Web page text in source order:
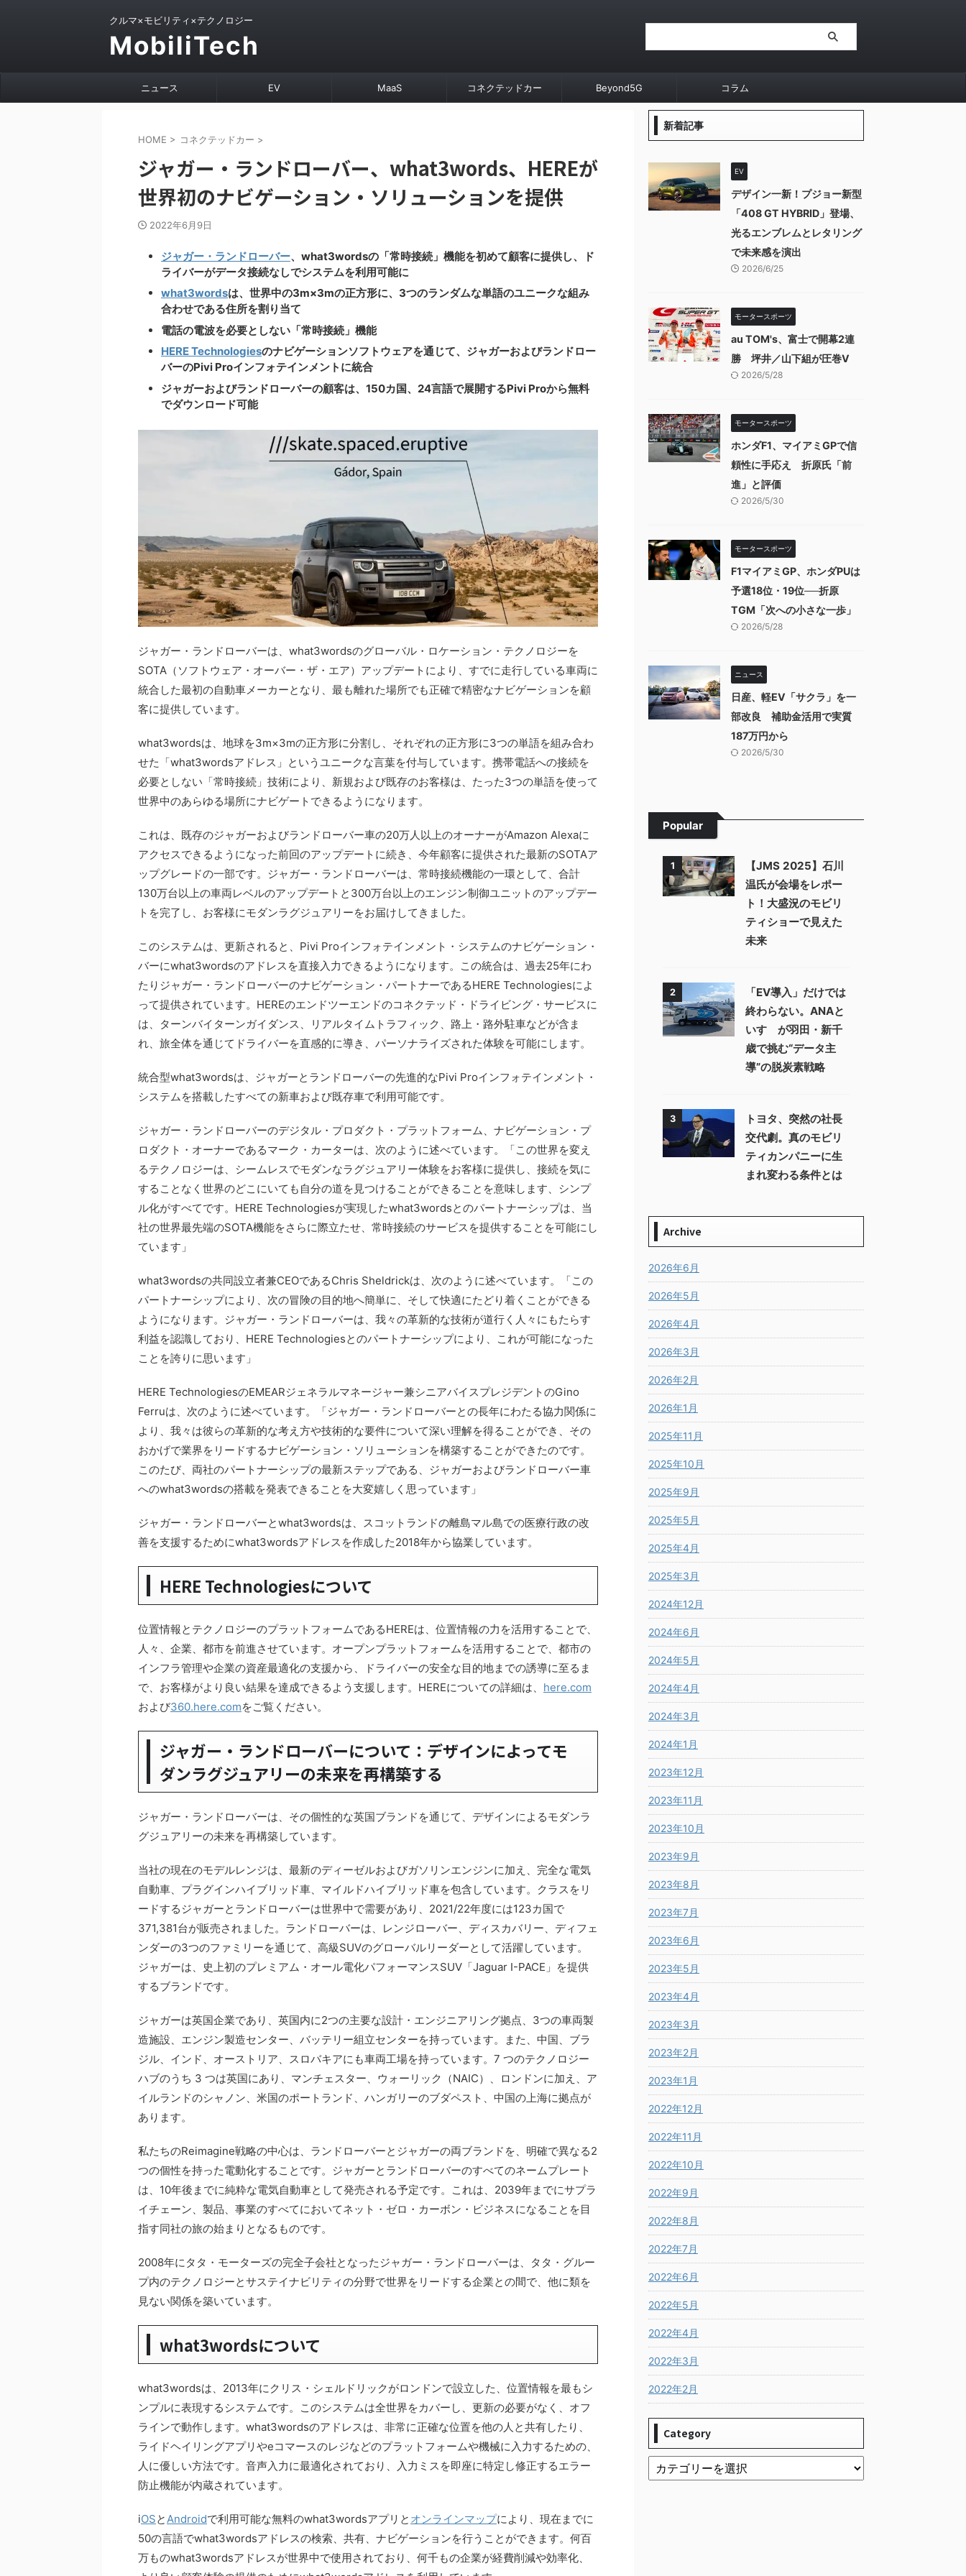
クルマ×モビリティ×テクノロジー
MobiliTech
ニュース EV MaaS コネクテッドカー Beyond5G コラム
HOME > コネクテッドカー >
ジャガー・ランドローバー、what3words、HEREが
世界初のナビゲーション・ソリューションを提供
2022年6月9日
ジャガー・ランドローバー、what3wordsの「常時接続」機能を初めて顧客に提供し、ド
ライバーがデータ接続なしでシステムを利用可能に
what3wordsは、世界中の3m×3mの正方形に、3つのランダムな単語のユニークな組み
合わせである住所を割り当て
電話の電波を必要としない「常時接続」機能
HERE Technologiesのナビゲーションソフトウェアを通じて、ジャガーおよびランドロー
バーのPivi Proインフォテインメントに統合
ジャガーおよびランドローバーの顧客は、150カ国、24言語で展開するPivi Proから無料
でダウンロード可能
ジャガー・ランドローバーは、what3wordsのグローバル・ロケーション・テクノロジーを
SOTA（ソフトウェア・オーバー・ザ・エア）アップデートにより、すでに走行している車両に
統合した最初の自動車メーカーとなり、最も離れた場所でも正確で精密なナビゲーションを顧
客に提供しています。
what3wordsは、地球を3m×3mの正方形に分割し、それぞれの正方形に3つの単語を組み合わ
せた「what3wordsアドレス」というユニークな言葉を付与しています。携帯電話への接続を
必要としない「常時接続」技術により、新規および既存のお客様は、たった3つの単語を使って
世界中のあらゆる場所にナビゲートできるようになります。
これは、既存のジャガーおよびランドローバー車の20万人以上のオーナーがAmazon Alexaに
アクセスできるようになった前回のアップデートに続き、今年顧客に提供された最新のSOTAア
ップグレードの一部です。ジャガー・ランドローバーは、常時接続機能の一環として、合計
130万台以上の車両レベルのアップデートと300万台以上のエンジン制御ユニットのアップデー
トを完了し、お客様にモダンラグジュアリーをお届けしてきました。
このシステムは、更新されると、Pivi Proインフォテインメント・システムのナビゲーション・
バーにwhat3wordsのアドレスを直接入力できるようになります。この統合は、過去25年にわ
たりジャガー・ランドローバーのナビゲーション・パートナーであるHERE Technologiesによ
って提供されています。HEREのエンドツーエンドのコネクテッド・ドライビング・サービスに
は、ターンバイターンガイダンス、リアルタイムトラフィック、路上・路外駐車などが含ま
れ、旅全体を通じてドライバーを直感的に導き、パーソナライズされた体験を可能にします。
統合型what3wordsは、ジャガーとランドローバーの先進的なPivi Proインフォテインメント・
システムを搭載したすべての新車および既存車で利用可能です。
ジャガー・ランドローバーのデジタル・プロダクト・プラットフォーム、ナビゲーション・プ
ロダクト・オーナーであるマーク・カーターは、次のように述べています。「この世界を変え
るテクノロジーは、シームレスでモダンなラグジュアリー体験をお客様に提供し、接続を気に
することなく世界のどこにいても自分の道を見つけることができることを意味します、シンプ
ル化がすべてです。HERE Technologiesが実現したwhat3wordsとのパートナーシップは、当
社の世界最先端のSOTA機能をさらに際立たせ、常時接続のサービスを提供することを可能にし
ています」
what3wordsの共同設立者兼CEOであるChris Sheldrickは、次のように述べています。「この
パートナーシップにより、次の冒険の目的地へ簡単に、そして快適にたどり着くことができる
ようになります。ジャガー・ランドローバーは、我々の革新的な技術が道行く人々にもたらす
利益を認識しており、HERE Technologiesとのパートナーシップにより、これが可能になった
ことを誇りに思います」
HERE TechnologiesのEMEARジェネラルマネージャー兼シニアバイスプレジデントのGino
Ferruは、次のように述べています。「ジャガー・ランドローバーとの長年にわたる協力関係に
より、我々は彼らの革新的な考え方や技術的な要件について深い理解を得ることができ、その
おかげで業界をリードするナビゲーション・ソリューションを構築することができたのです。
このたび、両社のパートナーシップの最新ステップである、ジャガーおよびランドローバー車
へのwhat3wordsの搭載を発表できることを大変嬉しく思っています」
ジャガー・ランドローバーとwhat3wordsは、スコットランドの離島マル島での医療行政の改
善を支援するためにwhat3wordsアドレスを作成した2018年から協業しています。
HERE Technologiesについて
位置情報とテクノロジーのプラットフォームであるHEREは、位置情報の力を活用することで、
人々、企業、都市を前進させています。オープンプラットフォームを活用することで、都市の
インフラ管理や企業の資産最適化の支援から、ドライバーの安全な目的地までの誘導に至るま
で、お客様がより良い結果を達成できるよう支援します。HEREについての詳細は、 here.com
および360.here.comをご覧ください。
ジャガー・ランドローバーについて：デザインによってモ
ダンラグジュアリーの未来を再構築する
ジャガー・ランドローバーは、その個性的な英国ブランドを通じて、デザインによるモダンラ
グジュアリーの未来を再構築しています。
当社の現在のモデルレンジは、最新のディーゼルおよびガソリンエンジンに加え、完全な電気
自動車、プラグインハイブリッド車、マイルドハイブリッド車を包含しています。クラスをリ
ードするジャガーとランドローバーは世界中で需要があり、2021/22年度には123カ国で
371,381台が販売されました。ランドローバーは、レンジローバー、ディスカバリー、ディフェ
ンダーの3つのファミリーを通じて、高級SUVのグローバルリーダーとして活躍しています。
ジャガーは、史上初のプレミアム・オール電化パフォーマンスSUV「Jaguar I-PACE」を提供
するブランドです。
ジャガーは英国企業であり、英国内に2つの主要な設計・エンジニアリング拠点、3つの車両製
造施設、エンジン製造センター、バッテリー組立センターを持っています。また、中国、ブラ
ジル、インド、オーストリア、スロバキアにも車両工場を持っています。7 つのテクノロジー
ハブのうち 3 つは英国にあり、マンチェスター、ウォーリック（NAIC）、ロンドンに加え、ア
イルランドのシャノン、米国のポートランド、ハンガリーのブダペスト、中国の上海に拠点が
あります。
私たちのReimagine戦略の中心は、ランドローバーとジャガーの両ブランドを、明確で異なる2
つの個性を持った電動化することです。ジャガーとランドローバーのすべてのネームプレート
は、10年後までに純粋な電気自動車として発売される予定です。これは、2039年までにサプラ
イチェーン、製品、事業のすべてにおいてネット・ゼロ・カーボン・ビジネスになることを目
指す同社の旅の始まりとなるものです。
2008年にタタ・モーターズの完全子会社となったジャガー・ランドローバーは、タタ・グルー
プ内のテクノロジーとサステイナビリティの分野で世界をリードする企業との間で、他に類を
見ない関係を築いています。
what3wordsについて
what3wordsは、2013年にクリス・シェルドリックがロンドンで設立した、位置情報を最もシ
ンプルに表現するシステムです。このシステムは全世界をカバーし、更新の必要がなく、オフ
ラインで動作します。what3wordsのアドレスは、非常に正確な位置を他の人と共有したり、
ライドヘイリングアプリやeコマースのレジなどのプラットフォームや機械に入力するための、
人に優しい方法です。音声入力に最適化されており、入力ミスを即座に特定し修正するエラー
防止機能が内蔵されています。
iOSとAndroidで利用可能な無料のwhat3wordsアプリと オンラインマップにより、現在までに
50の言語でwhat3wordsアドレスの検索、共有、ナビゲーションを行うことができます。何百
万ものwhat3wordsアドレスが世界中で使用されており、何千もの企業が経費削減や効率化、
新着記事
EV
デザイン一新！プジョー新型
「408 GT HYBRID」登場、
光るエンブレムとレタリング
で未来感を演出
2026/6/25
モータースポーツ
au TOM's、富士で開幕2連
勝 坪井／山下組が圧巻V
2026/5/28
モータースポーツ
ホンダF1、マイアミGPで信
頼性に手応え 折原氏「前
進」と評価
2026/5/30
モータースポーツ
F1マイアミGP、ホンダPUは
予選18位・19位──折原
TGM「次への小さな一歩」
2026/5/28
ニュース
日産、軽EV「サクラ」を一
部改良 補助金活用で実質
187万円から
2026/5/30
Popular
1
【JMS 2025】石川
温氏が会場をレポー
ト！大盛況のモビリ
ティショーで見えた
未来
2
「EV導入」だけでは
終わらない。ANAと
いすゞが羽田・新千
歳で挑む“データ主
導”の脱炭素戦略
3
トヨタ、突然の社長
交代劇。真のモビリ
ティカンパニーに生
まれ変わる条件とは
Archive
2026年6月
2026年5月
2026年4月
2026年3月
2026年2月
2026年1月
2025年11月
2025年10月
2025年9月
2025年5月
2025年4月
2025年3月
2024年12月
2024年6月
2024年5月
2024年4月
2024年3月
2024年1月
2023年12月
2023年11月
2023年10月
2023年9月
2023年8月
2023年7月
2023年6月
2023年5月
2023年4月
2023年3月
2023年2月
2023年1月
2022年12月
2022年11月
2022年10月
2022年9月
2022年8月
2022年7月
2022年6月
2022年5月
2022年4月
2022年3月
2022年2月
Category